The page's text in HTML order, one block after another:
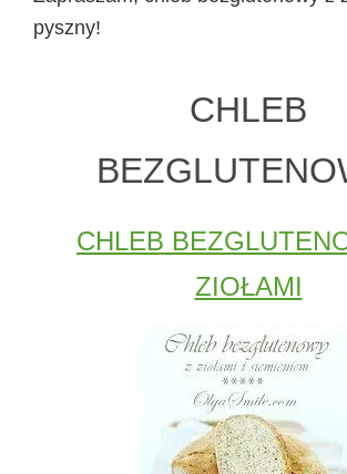
pyszny!
CHLEB
CHLEB
ZIOŁAMI